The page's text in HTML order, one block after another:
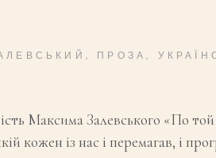
, ПРОЗА,
Максима Залевського «По той
кожен із нас і перемагав, і